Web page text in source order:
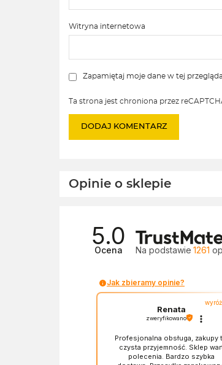
Witryna internetowa
Zapamiętaj moje dane w tej
Ta strona jest chroniona przez
Opinie o sklepie
5.0
Ocena Na podstawie 1261
Jak zbieramy opinie?
Renata
zweryfikowano
Profesjonalna obsługa, zakupy
czysta przyjemność. Sklep
polecenia. Bardzo szybka